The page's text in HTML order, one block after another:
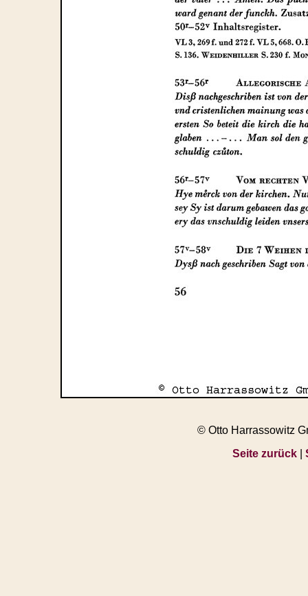
© Otto Harrassowitz
Seite zurück|